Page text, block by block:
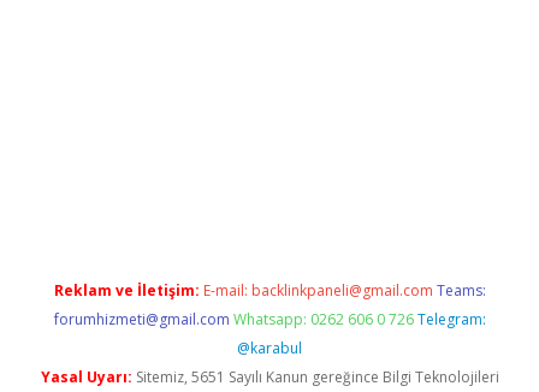
Reklam ve İletişim: E-mail: backlinkpaneli@gmail.com Teams:
forumhizmeti@gmail.com Whatsapp: 0262 606 0 726 Telegram:
@karabul
Yasal Uyarı: Sitemiz, 5651 Sayılı Kanun gereğince Bilgi Teknolojileri